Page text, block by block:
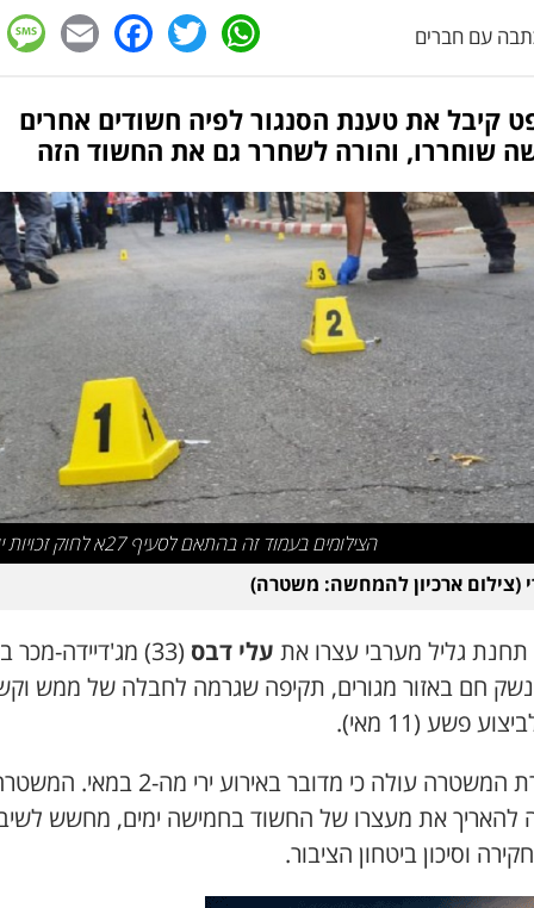
עם חברים WhatsApp
Twitter
קיבל את טענת הסנגור לפיה חשודים אחרים
שוחררו, והורה לשחרר גם את החשוד הזה
הצילומים בעמוד זה בהתאם לסעיף 27א לחוק זכויות יוצרים
(צילום ארכיון להמחשה: משטרה)
תחנת גליל מערבי עצרו את עלי דבס
(33) מג'דיידה-
חם באזור מגורים, תקיפה שגרמה לחבלה של ממש
פשע (11 מאי).
מחקירת המשטרה עולה כי מדובר באירוע ירי מה-2 במאי.
להאריך את מעצרו של החשוד בחמישה ימים, מחשש
וסיכון ביטחון הציבור.